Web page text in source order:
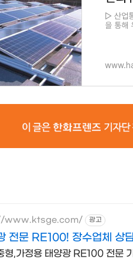
▷ 산업
을 통해
www.ktsge.com/ 광고
전문 RE100! 장수업체 상
형,가정용 태양광 RE100 전문